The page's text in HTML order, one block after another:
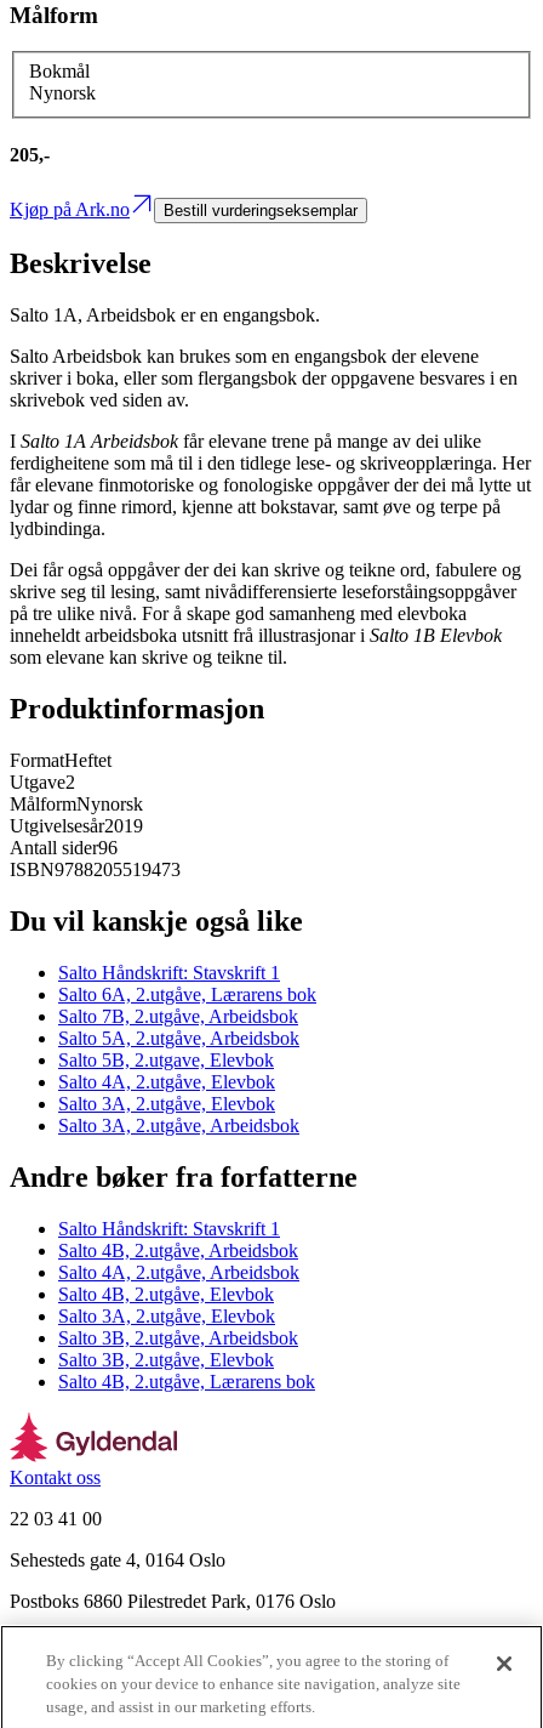
Målform
Bokmål
Nynorsk
205,-
Kjøp på Ark.no Bestill vurderingseksemplar
Beskrivelse
Salto 1A, Arbeidsbok er en engangsbok.
Salto Arbeidsbok kan brukes som en engangsbok der elevene
skriver i boka, eller som flergangsbok der oppgavene besvares i en
skrivebok ved siden av.
I Salto 1A Arbeidsbokfår elevane trene på mange av dei ulike
ferdigheitene som må til i den tidlege lese- og skriveopplæringa. Her
får elevane finmotoriske og fonologiske oppgåver der dei må lytte ut
lydar og finne rimord, kjenne att bokstavar, samt øve og terpe på
lydbindinga.
Dei får også oppgåver der dei kan skrive og teikne ord, fabulere og
skrive seg til lesing, samt nivådifferensierte leseforståingsoppgåver
på tre ulike nivå. For å skape god samanheng med elevboka
inneheldt arbeidsboka utsnitt frå illustrasjonar i Salto 1B Elevbok
som elevane kan skrive og teikne til.
Produktinformasjon
FormatHeftet
Utgave2
MålformNynorsk
Utgivelsesår2019
Antall sider96
ISBN9788205519473
Du vil kanskje også like
Salto Håndskrift: Stavskrift 1
Salto 6A, 2.utgåve, Lærarens bok
Salto 7B, 2.utgåve, Arbeidsbok
Salto 5A, 2.utgåve, Arbeidsbok
Salto 5B, 2.utgave, Elevbok
Salto 4A, 2.utgåve, Elevbok
Salto 3A, 2.utgåve, Elevbok
Salto 3A, 2.utgåve, Arbeidsbok
Andre bøker fra forfatterne
Salto Håndskrift: Stavskrift 1
Salto 4B, 2.utgåve, Arbeidsbok
Salto 4A, 2.utgåve, Arbeidsbok
Salto 4B, 2.utgåve, Elevbok
Salto 3A, 2.utgåve, Elevbok
Salto 3B, 2.utgåve, Arbeidsbok
Salto 3B, 2.utgåve, Elevbok
Salto 4B, 2.utgåve, Lærarens bok
Kontakt oss
22 03 41 00
Sehesteds gate 4, 0164 Oslo
Postboks 6860 Pilestredet Park, 0176 Oslo
Nyhetsbrev
Ledige stillinger
By clicking “Accept All Cookies”, you agree to the storing of
cookies on your device to enhance site navigation, analyze site
usage, and assist in our marketing efforts.